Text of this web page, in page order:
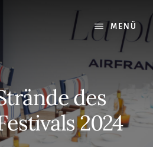
MENÜ
des
2024